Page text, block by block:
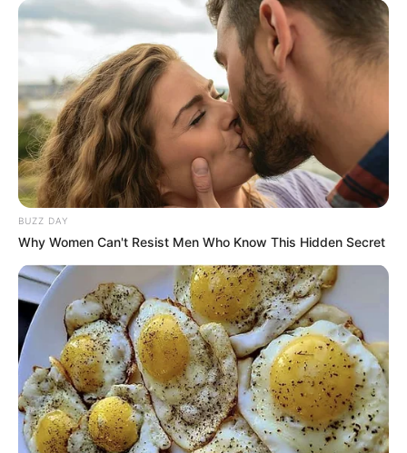
BUZZ DAY
Why Women Can't Resist Men Who Know This Hidden Secret